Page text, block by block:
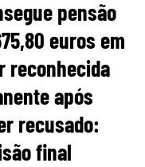
pensão
euros em
reconhecida
após
recusado:
final